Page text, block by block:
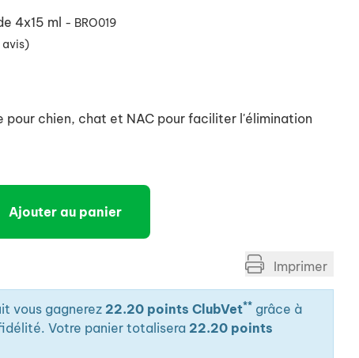
4x15 ml - BRO019
avis)
pour chien, chat et NAC pour faciliter l'élimination
Ajouter au panier
Imprimer
vous gagnerez 22.20 points ClubVet** grâce à
Votre panier totalisera 22.20 points